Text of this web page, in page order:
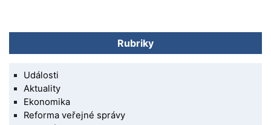
Rubriky
Události
Aktuality
Ekonomika
Reforma veřejné správy